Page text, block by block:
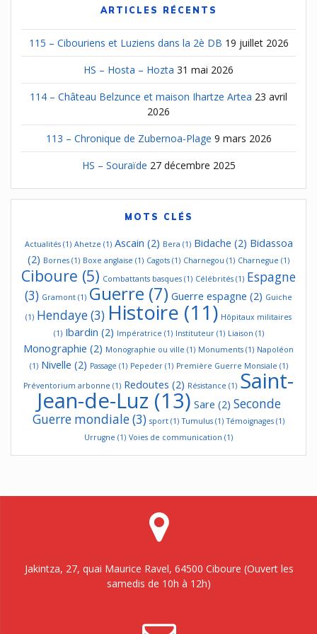
ARTICLES RÉCENTS
115 – Cibouriens et Luziens dans la 2è DB 19 juillet 2026
HS – Hosta – Hozta 31 mai 2026
114 – Château Belzunce et maison Ihartze Artea 23 avril
2026
113 – Chronique de Zubernoa-Plage 9 mars 2026
HS – Souraïde 27 décembre 2025
MOTS CLÉS
Actualités(1) Ahetze (1) Ascain (2) Bera (1) Bidache (2) Bidassoa
(2) Bornes (1) Boxe anglaise (1) Cagots (1) Charnegou (1) Charnegue (1)
Ciboure (5) Combattants basques (1) Célébrités (1) Espagne
(3) Gramont (1) Guerre (7) Guerre espagne (2) Guiche
(1) Hendaye(3) Histoire (11) Hôpitaux militaires
(1) Ibardin (2) Impératrice (1) Instituteur(1) Liaison (1)
Monographie (2) Monographie ou ville (1) Monuments (1) Napoléon
(1) Nivelle (2) Passage (1) Pepeder(1) Première Guerre Monsiale (1)
Préventorium arbonne (1) Redoutes (2) Résistance (1) Saint-
Jean-de-Luz (13) Sare (2) Seconde
Guerre mondiale(3) sport (1) Tumulus (1) Témoignages (1)
Urrugne (1) Voies de communication (1)
Jakintza, 27, quai Maurice Ravel, 64500 Ciboure (Ouvert les
samedis de 10h à 12h)